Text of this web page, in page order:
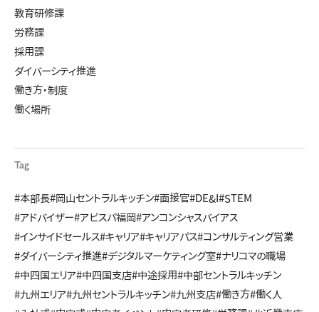
教育研修課
労務課
採用課
ダイバーシティ推進
働き方・制度
働く場所
Tag
#本部長#岡山セントラルキッチン#面接官#DE&I #STEM
#アドバイザー#アビスパ福岡#アンコンシャスバイアス
#インサイドセールス#キャリア#キャリアパス#コンサルティング営業
#ダイバーシティ推進#デジタルマーケティング室#ナリコマの職場
#中四国エリア#中四国支店#中途採用#中部セントラルキッチン
#九州エリア#九州セントラルキッチン#九州支店#働き方#働く人